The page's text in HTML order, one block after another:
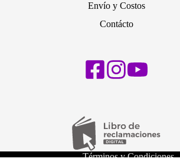
Envío y Costos
Contácto
Términos y Condiciones